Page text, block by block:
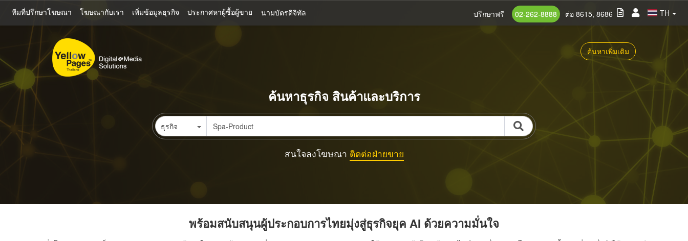
หลัก
ทีมที่ปรึกษาโฆษณา โฆษณากับเรา เพิ่มข้อมูลธุรกิจ ประกาศหาผู้ซื้อผู้ขาย นามบัตรดิจิทัล TH
ปรึกษาฟรี 02-262-8888 ต่อ 8615, 8686
ค้นหาเพิ่มเติม
ค้นหาธุรกิจ สินค้าและบริการ
ธุรกิจ
สนใจลงโฆษณา ติดต่อฝ่ายขาย
พร้อมสนับสนุนผู้ประกอบการไทยมุ่งสู่ธุรกิจยุค AI ด้วยความมั่นใจ